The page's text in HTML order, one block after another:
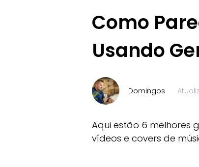
Como
Usando
Domingos
Aqui estão 6 melhores
vídeos e covers de